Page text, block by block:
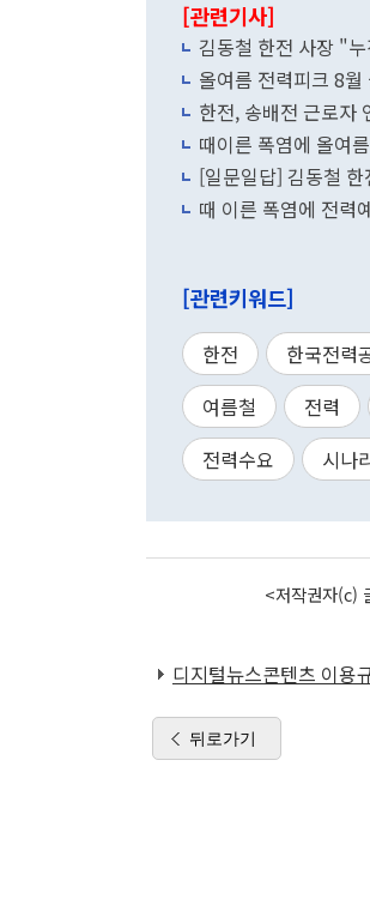
[관련기사]
김동철 한전 사장 "
올여름 전력피크 8
한전, 송배전 근로
때이른 폭염에 올여
[일문일답] 김동철
때 이른 폭염에 전
[관련키워드]
한전 한국전력
여름철
전력
전력수요
시나
<저작권자(c)
디지털뉴스콘텐츠 이용
뒤로가기